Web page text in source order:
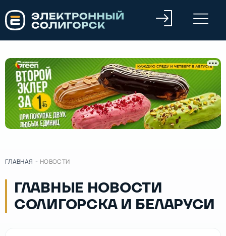
ГЛАВНАЯ - НОВОСТИ
ГЛАВНЫЕ НОВОСТИ
СОЛИГОРСКА И БЕЛАРУСИ